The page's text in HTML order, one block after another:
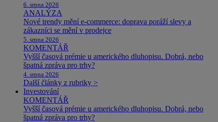
6. srpna 2026
ANALÝZA
Nové trendy mění e-commerce: doprava poráží slevy a
zákazníci se mění v prodejce
5. srpna 2026
KOMENTÁŘ
Vyšší časová prémie u amerického dluhopisu. Dobrá, nebo
špatná zpráva pro trhy?
4. srpna 2026
Další články z rubriky >
Investování
KOMENTÁŘ
Vyšší časová prémie u amerického dluhopisu. Dobrá, nebo
špatná zpráva pro trhy?